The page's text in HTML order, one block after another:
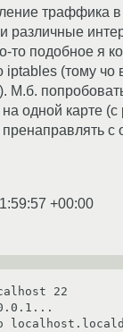
траффика в
различные
то подобное я
iptables (тому чо
М.б.
одной карте
с
+00:00
22